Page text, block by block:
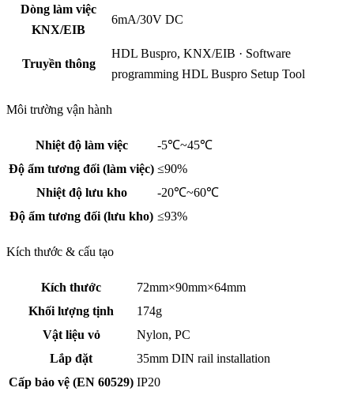
Dòng làm việc
KNX/EIB
6mA/30V DC
Truyền thông
HDL Buspro, KNX/EIB · Software
programming HDL Buspro Setup Tool
Môi trường vận hành
Nhiệt độ làm việc
-5℃~45℃
Độ ẩm tương đối (làm việc) ≤90%
Nhiệt độ lưu kho
-20℃~60℃
Độ ẩm tương đối (lưu kho) ≤93%
Kích thước & cấu tạo
Kích thước
72mm×90mm×64mm
Khối lượng tịnh
174g
Vật liệu vỏ
Nylon, PC
Lắp đặt
35mm DIN rail installation
Cấp bảo vệ (EN 60529) IP20